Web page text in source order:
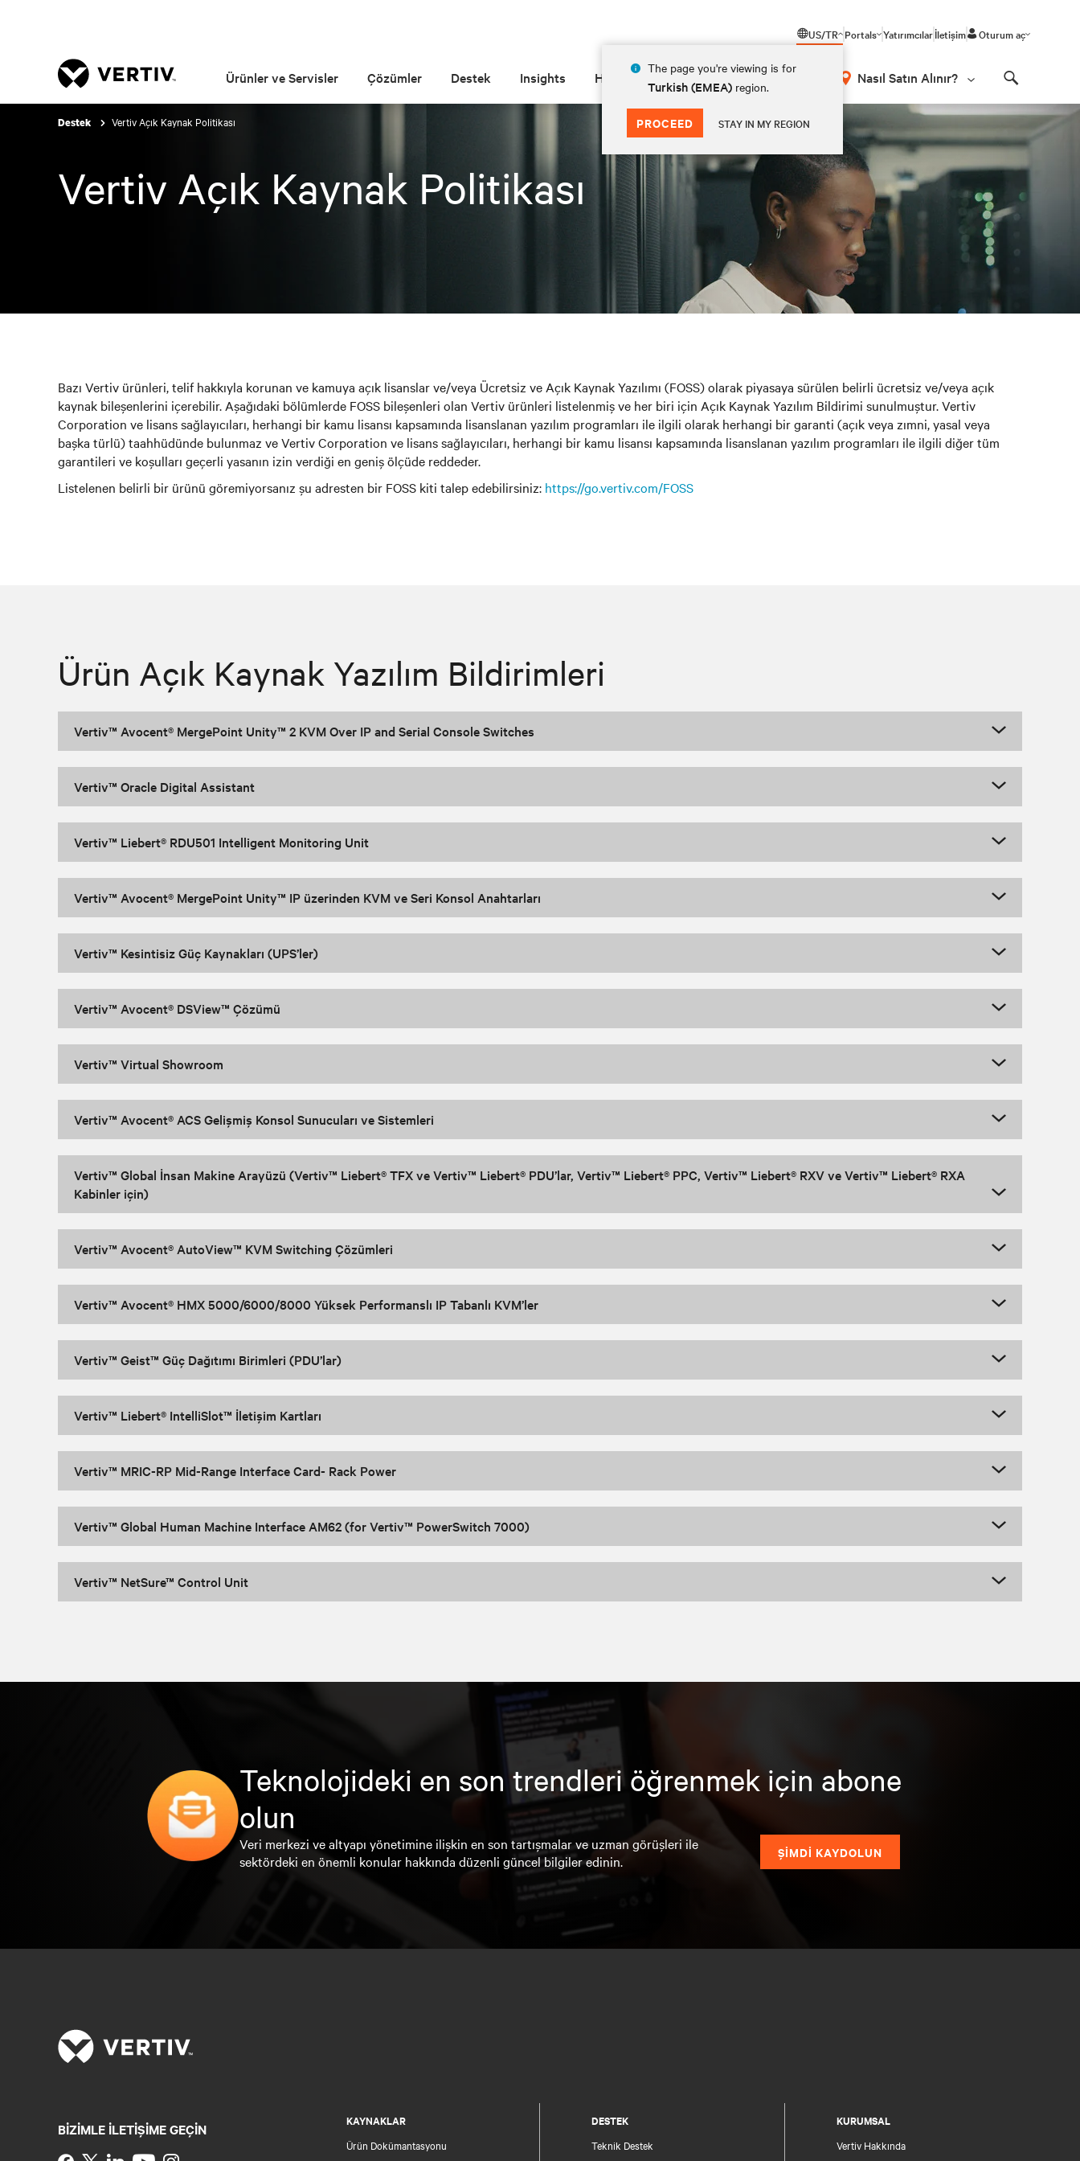
US/TR
The page you're viewing is for
Turkish (EMEA) region.
PROCEED STAY IN MY REGION
Portals Yatırımcılarİletişim Oturum aç
Ürünler ve Servisler Çözümler Destek Insights Hakkında Nasıl Satın Alınır?
Destek Vertiv Açık Kaynak Politikası
Vertiv Açık Kaynak Politikası
Bazı Vertiv ürünleri, telif hakkıyla korunan ve kamuya açık lisanslar ve/veya Ücretsiz ve Açık Kaynak Yazılımı (FOSS) olarak piyasaya sürülen belirli ücretsiz ve/veya açık
kaynak bileşenlerini içerebilir. Aşağıdaki bölümlerde FOSS bileşenleri olan Vertiv ürünleri listelenmiş ve her biri için Açık Kaynak Yazılım Bildirimi sunulmuştur. Vertiv
Corporation ve lisans sağlayıcıları, herhangi bir kamu lisansı kapsamında lisanslanan yazılım programları ile ilgili olarak herhangi bir garanti (açık veya zımni, yasal veya
başka türlü) taahhüdünde bulunmaz ve Vertiv Corporation ve lisans sağlayıcıları, herhangi bir kamu lisansı kapsamında lisanslanan yazılım programları ile ilgili diğer tüm
garantileri ve koşulları geçerli yasanın izin verdiği en geniş ölçüde reddeder.
Listelenen belirli bir ürünü göremiyorsanız şu adresten bir FOSS kiti talep edebilirsiniz: https://go.vertiv.com/FOSS
Ürün Açık Kaynak Yazılım Bildirimleri
Vertiv™ Avocent® MergePoint Unity™ 2 KVM Over IP and Serial Console Switches
Vertiv™ Oracle Digital Assistant
Vertiv™ Liebert® RDU501 Intelligent Monitoring Unit
Vertiv™ Avocent® MergePoint Unity™ IP üzerinden KVM ve Seri Konsol Anahtarları
Vertiv™ Kesintisiz Güç Kaynakları (UPS’ler)
Vertiv™ Avocent® DSView™ Çözümü
Vertiv™ Virtual Showroom
Vertiv™ Avocent® ACS Gelişmiş Konsol Sunucuları ve Sistemleri
Vertiv™ Global İnsan Makine Arayüzü (Vertiv™ Liebert® TFX ve Vertiv™ Liebert® PDU’lar, Vertiv™ Liebert® PPC, Vertiv™ Liebert® RXV ve Vertiv™ Liebert® RXA
Kabinler için)
Vertiv™ Avocent® AutoView™ KVM Switching Çözümleri
Vertiv™ Avocent® HMX 5000/6000/8000 Yüksek Performanslı IP Tabanlı KVM’ler
Vertiv™ Geist™ Güç Dağıtımı Birimleri (PDU’lar)
Vertiv™ Liebert® IntelliSlot™ İletişim Kartları
Vertiv™ MRIC-RP Mid-Range Interface Card- Rack Power
Vertiv™ Global Human Machine Interface AM62 (for Vertiv™ PowerSwitch 7000)
Vertiv™ NetSure™ Control Unit
Teknolojideki en son trendleri öğrenmek için abone
olun
Veri merkezi ve altyapı yönetimine ilişkin en son tartışmalar ve uzman görüşleri ile
sektördeki en önemli konular hakkında düzenli güncel bilgiler edinin.
ŞİMDİ KAYDOLUN
KAYNAKLAR
Ürün Dokümantasyonu
DESTEK
Teknik Destek
KURUMSAL
Vertiv Hakkında
BIZIMLE ILETIŞIME GEÇIN